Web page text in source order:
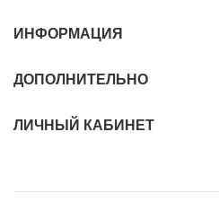
ИНФОРМАЦИЯ
ДОПОЛНИТЕЛЬНО
ЛИЧНЫЙ КАБИНЕТ